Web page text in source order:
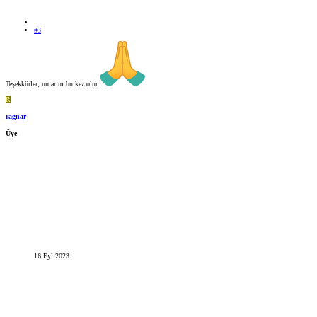
#3
Teşekkürler, umarım bu kez olur
R
ragnar
Üye
16 Eyl 2023